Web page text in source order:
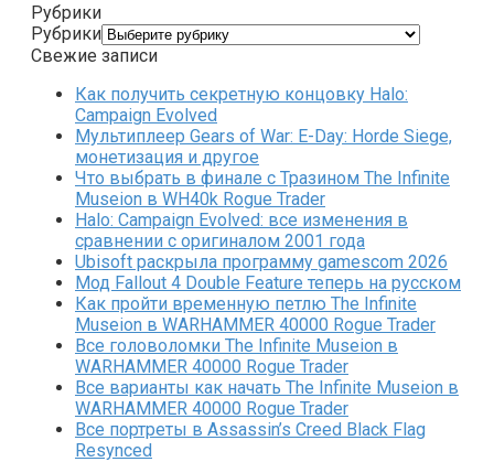
Рубрики
Рубрики
Свежие записи
Как получить секретную концовку Halo:
Campaign Evolved
Мультиплеер Gears of War: E-Day: Horde Siege,
монетизация и другое
Что выбрать в финале с Тразином The Infinite
Museion в WH40k Rogue Trader
Halo: Campaign Evolved: все изменения в
сравнении с оригиналом 2001 года
Ubisoft раскрыла программу gamescom 2026
Мод Fallout 4 Double Feature теперь на русском
Как пройти временную петлю The Infinite
Museion в WARHAMMER 40000 Rogue Trader
Все головоломки The Infinite Museion в
WARHAMMER 40000 Rogue Trader
Все варианты как начать The Infinite Museion в
WARHAMMER 40000 Rogue Trader
Все портреты в Assassin’s Creed Black Flag
Resynced